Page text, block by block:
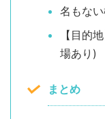
名もな
【目的
場あり)
まとめ